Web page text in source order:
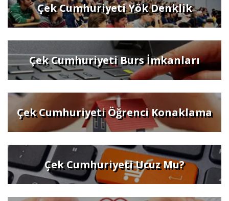
Çek Cumhuriyeti Yök Denklik
Çek Cumhuriyeti Burs İmkanları
Çek Cumhuriyeti Öğrenci Konaklama
Çek Cumhuriyeti Ucuz Mu?